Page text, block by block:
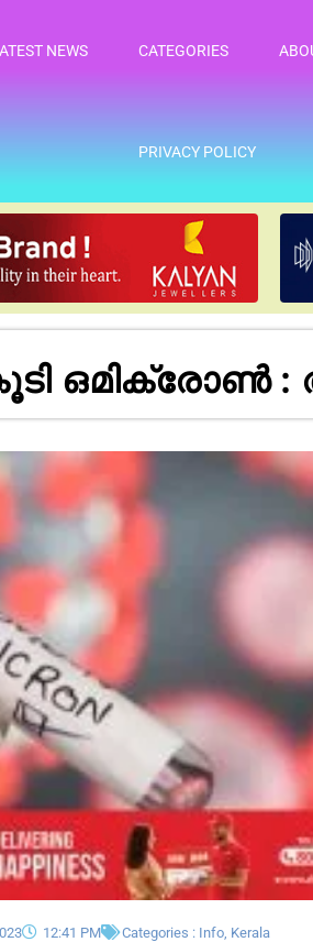
NEWS CATEGORIES
PRIVACY POLICY
12:41 PM Categories : Info Kerala